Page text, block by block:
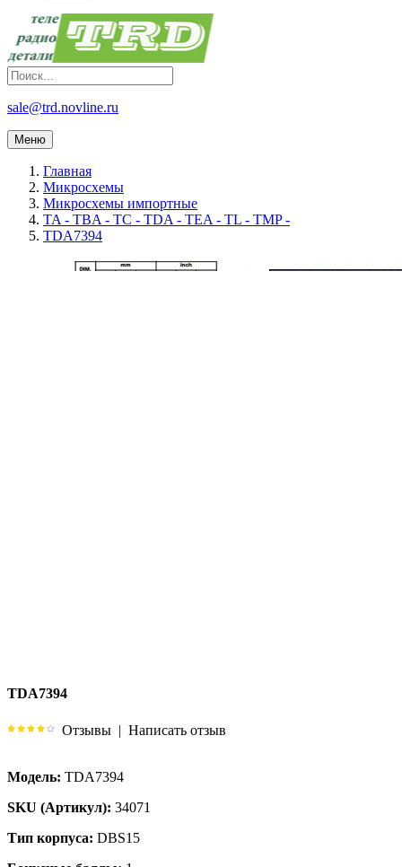
sale@trd.novline.ru
Меню
Главная
Микросхемы
Микросхемы импортные
TA - TBA - TC - TDA - TEA - TL - TMP -
TDA7394
TDA7394
Отзывы | Написать отзыв
Модель: TDA7394
SKU (Артикул): 34071
Тип корпуса: DBS15